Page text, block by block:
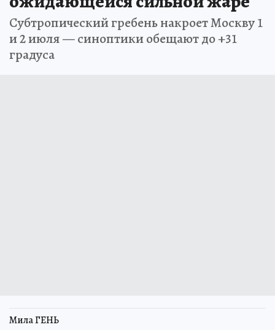
Субтропический гребень накроет Москву 1
и 2 июля — синоптики обещают до +31
градуса
Мила ГЕНЬ